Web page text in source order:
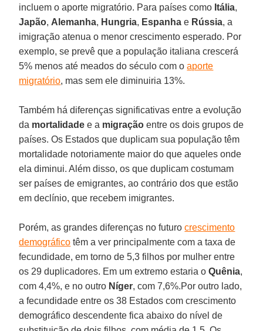
incluem o aporte migratório. Para países como Itália,
Japão, Alemanha, Hungria, Espanha e Rússia, a
imigração atenua o menor crescimento esperado. Por
exemplo, se prevê que a população italiana crescerá
5% menos até meados do século com oaporte
migratório, mas sem ele diminuiria 13%.
Também há diferenças significativas entre a evolução
da mortalidade e a migração entre os dois grupos de
países. Os Estados que duplicam sua população têm
mortalidade notoriamente maior do que aqueles onde
ela diminui. Além disso, os que duplicam costumam
ser países de emigrantes, ao contrário dos que estão
em declínio, que recebem imigrantes.
Porém, as grandes diferenças no futurocrescimento
demográfico têm a ver principalmente com a taxa de
fecundidade, em torno de 5,3 filhos por mulher entre
os 29 duplicadores. Em um extremo estaria oQuênia,
com 4,4%, e no outro Níger, com 7,6%.Por outro lado,
a fecundidade entre os 38 Estados com crescimento
demográfico descendente fica abaixo do nível de